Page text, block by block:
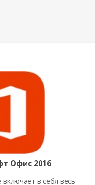
Офис 2016
в себя весь